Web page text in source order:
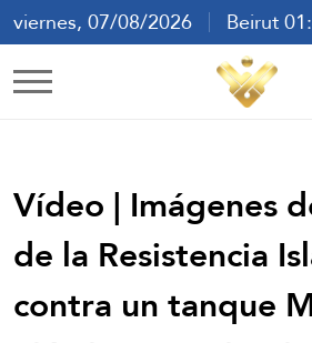
viernes, 07/08/2026
Beirut
ع En
Vídeo | Imágenes
de la Resistencia
contra un tanque